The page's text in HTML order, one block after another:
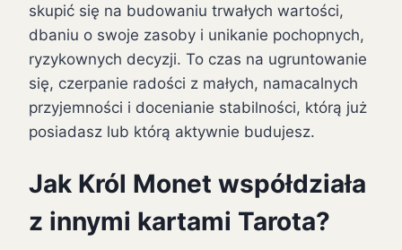
skupić się na budowaniu trwałych wartości,
dbaniu o swoje zasoby i unikanie pochopnych,
ryzykownych decyzji. To czas na ugruntowanie
się, czerpanie radości z małych, namacalnych
przyjemności i docenianie stabilności, którą już
posiadasz lub którą aktywnie budujesz.
Jak Król Monet współdziała
z innymi kartami Tarota?